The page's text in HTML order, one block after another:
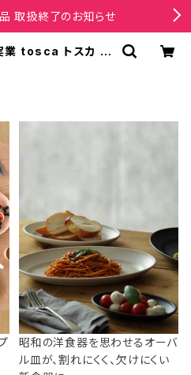
取扱終了のお知らせ
業 tosca トスカ ラ
昭和の洋食器を思わせるオーバ
ル皿が、割れにくく、欠けにくい